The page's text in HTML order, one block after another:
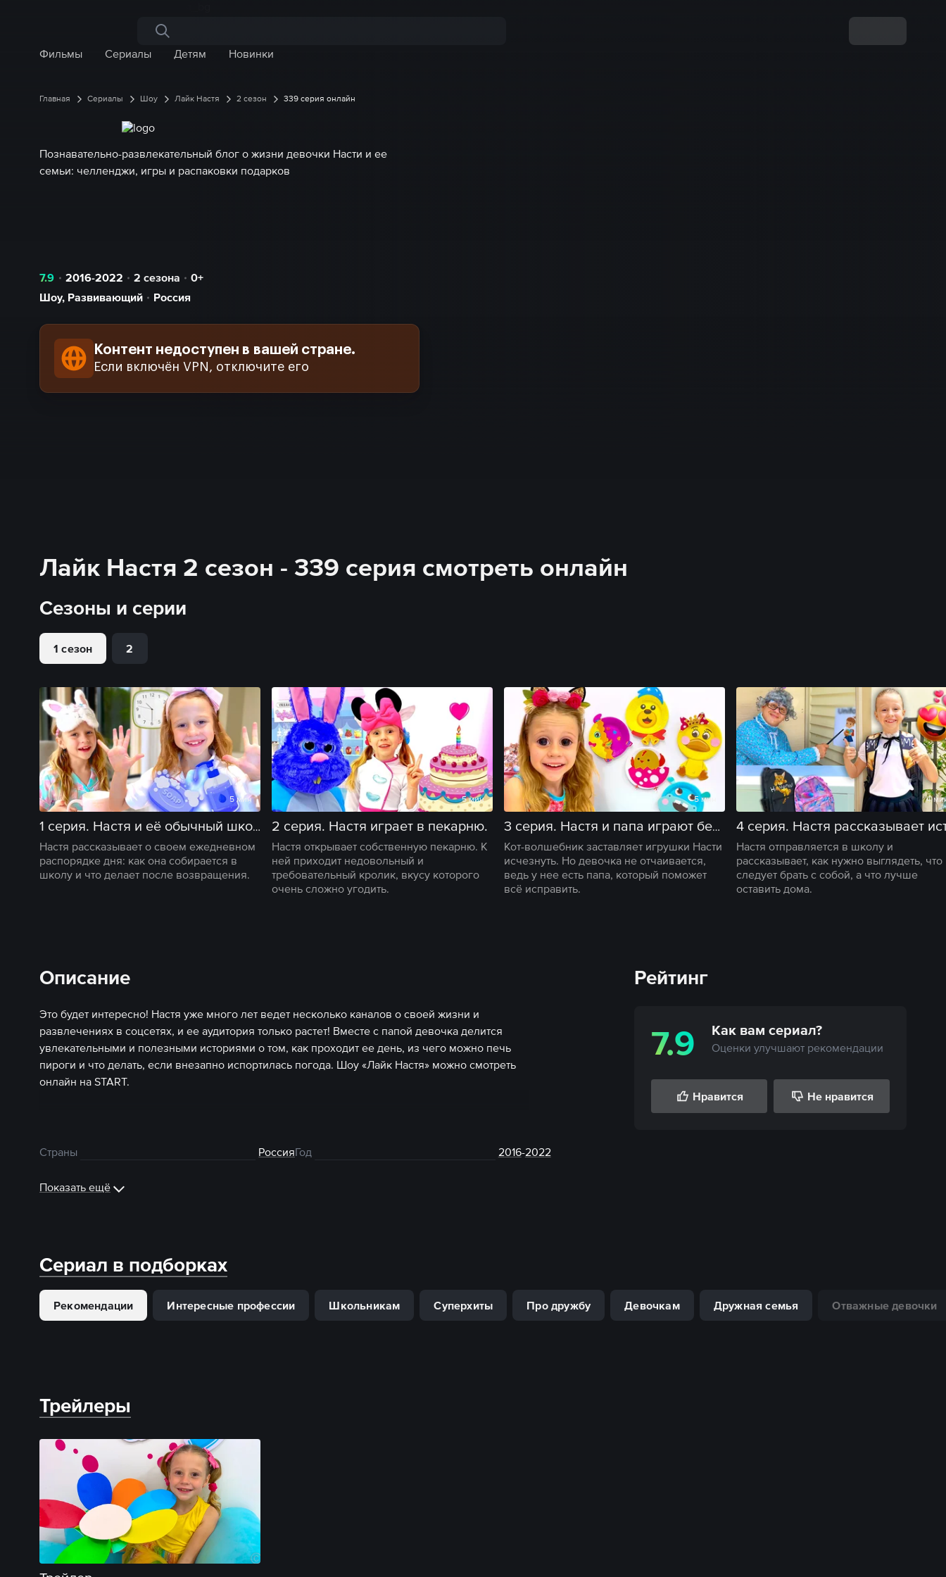
Поиск по сайту
Фильмы
Сериалы Детям Новинки
Главная Сериалы Шоу Лайк Настя 2 сезон 339 серия онлайн
Познавательно-развлекательный блог о жизни девочки Насти и ее
семьи: челленджи, игры и распаковки подарков
7.9 2016-2022 2 сезона
0+
Шоу, Развивающий Россия
Контент недоступен в вашей стране.
Если включён VPN, отключите его
Лайк Настя 2 сезон - 339 серия смотреть онлайн
Сезоны и серии
1 сезон 2
5 мин
1 серия. Настя и её обычный школьный день с утренней рутиной
Настя рассказывает о своем ежедневном
распорядке дня: как она собирается в
школу и что делает после возвращения.
5 мин
2 серия. Настя играет в пекарню.
Настя открывает собственную пекарню. К
ней приходит недовольный и
требовательный кролик, вкусу которого
очень сложно угодить.
5 мин
3 серия. Настя и папа играют без игрушек.
Кот-волшебник заставляет игрушки Насти
исчезнуть. Но девочка не отчаивается,
ведь у нее есть папа, который поможет
всё исправить.
4
Настя отправляется в школу и
рассказывает, как нужно выглядеть, что
следует брать с собой, а что лучше
оставить дома.
Описание
Это будет интересно! Настя уже много лет ведет несколько каналов о своей жизни и
развлечениях в соцсетях, и ее аудитория только растет! Вместе с папой девочка делится
увлекательными и полезными историями о том, как проходит ее день, из чего можно печь
пироги и что делать, если внезапно испортилась погода. Шоу «Лайк Настя» можно смотреть
онлайн на START.
Страны РоссияГод 2016-2022
Показать ещё
Рейтинг
7.9 Как вам сериал?
Оценки улучшают рекомендации
Нравится Не нравится
Сериал в подборках
Рекомендации Интересные профессии Школьникам Суперхиты Про дружбу Девочкам Дружная семья Отважные девочки
Трейлеры